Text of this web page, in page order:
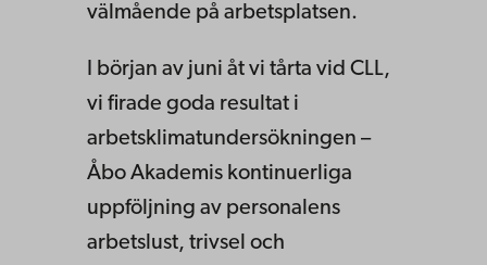
välmående på arbetsplatsen.
I början av juni åt vi tårta vid CLL,
vi firade goda resultat i
arbetsklimatundersökningen –
Åbo Akademis kontinuerliga
uppföljning av personalens
arbetslust, trivsel och